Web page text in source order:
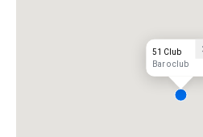
51 Club
Bar o club